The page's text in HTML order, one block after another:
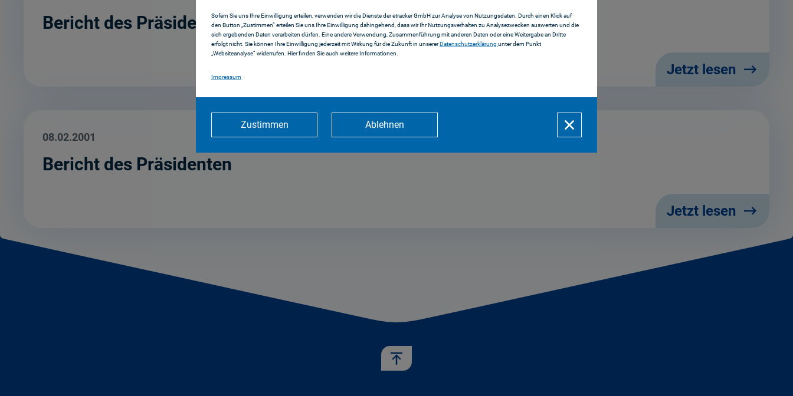
Sofern Sie uns Ihre Einwilligung erteilen, verwenden wir die Dienste der etracker GmbH zur Analyse von Nutzungsdaten. Durch einen Klick auf
den Button „Zustimmen“ erteilen Sie uns Ihre Einwilligung dahingehend, dass wir Ihr Nutzungsverhalten zu Analysezwecken auswerten und die
sich ergebenden Daten verarbeiten dürfen. Eine andere Verwendung, Zusammenführung mit anderen Daten oder eine Weitergabe an Dritte
erfolgt nicht. Sie können Ihre Einwilligung jederzeit mit Wirkung für die Zukunft in unsererDatenschutzerklärung unter dem Punkt
„Websiteanalyse“ widerrufen. Hier finden Sie auch weitere Informationen.
Impressum
Zustimmen Ablehnen
Bericht des Präsidenten
Jetzt lesen
08.02.2001
Bericht des Präsidenten
Jetzt lesen